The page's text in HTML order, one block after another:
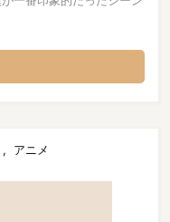
, アニメ